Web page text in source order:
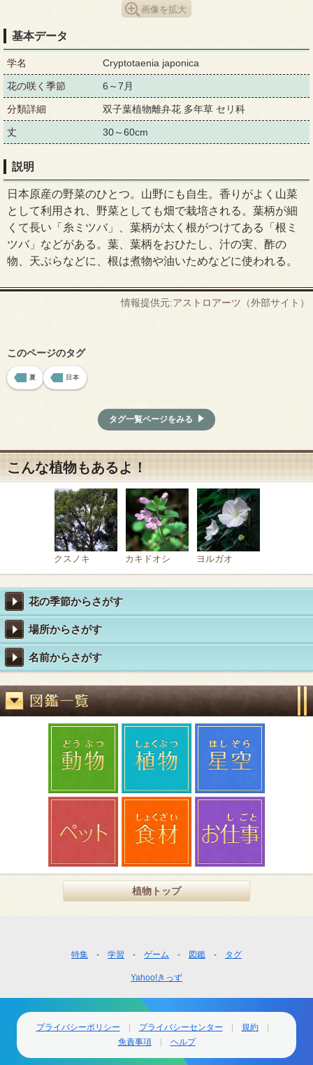
画像を拡大
基本データ
学名 Cryptotaenia japonica
花の咲く季節 6～7月
分類詳細 双子葉植物離弁花 多年草 セリ科
丈 30～60cm
説明
日本原産の野菜のひとつ。山野にも自生。香りがよく山菜
として利用され、野菜としても畑で栽培される。葉柄が細
くて長い「糸ミツバ」、葉柄が太く根がつけてある「根ミ
ツバ」などがある。葉、葉柄をおひたし、汁の実、酢の
物、天ぷらなどに、根は煮物や油いためなどに使われる。
情報提供元:アストロアーツ （外部サイト）
このページのタグ
夏 日本
タグ一覧ページをみる
こんな植物もあるよ！
クスノキ カキドオシ ヨルガオ
花の季節からさがす
場所からさがす
名前からさがす
植物トップ
ー
ナ
ビ
特集 学習 ゲーム 図鑑 タグ
Yahoo!きっず
プライバシーポリシー プライバシーセンター
規約
免責事項
ヘルプ